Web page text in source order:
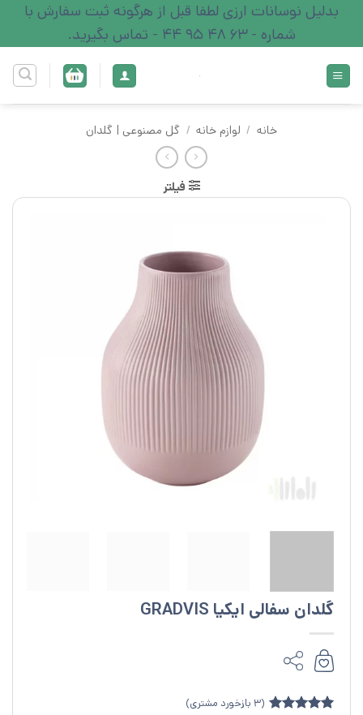
content
بدلیل نوسانات ارزی لطفا قبل از هرگونه ثبت سفارش با
شماره - 63 48 95 44 - تماس بگیرید.
خانه / لوازم خانه / گل مصنوعی | گلدان
فیلتر
گلدان سفالی ایکیا GRADVIS
(
3 بازخورد مشتری)